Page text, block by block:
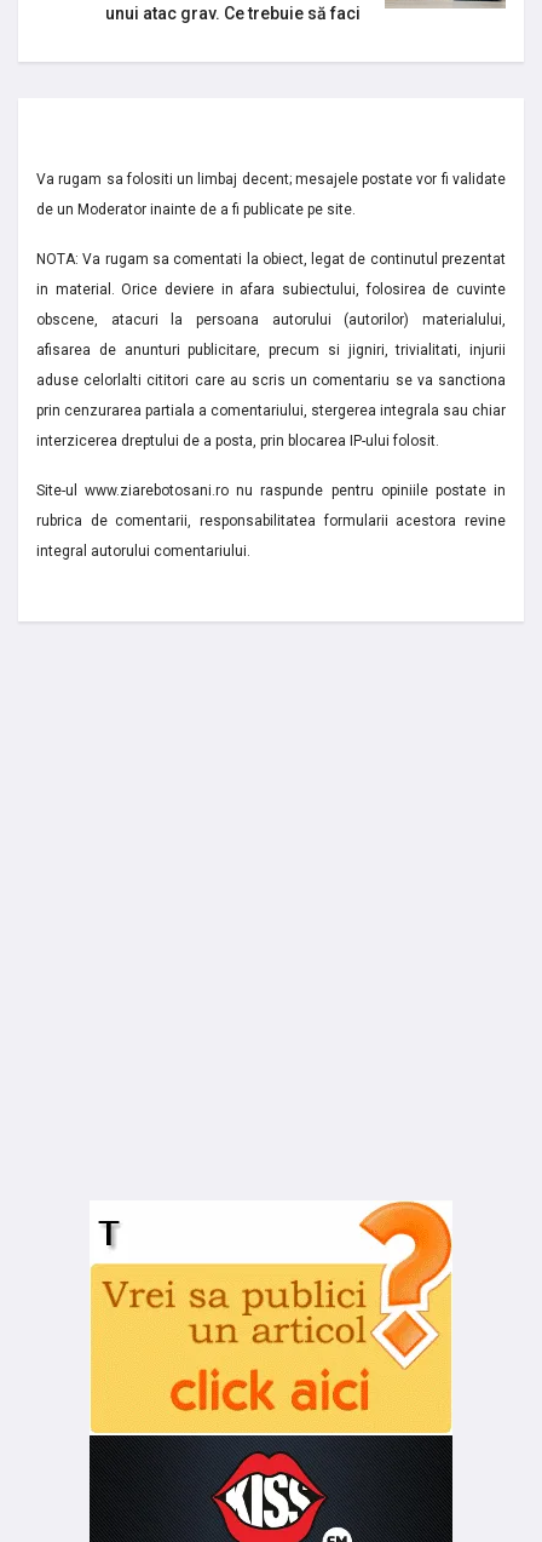
unui atac grav. Ce trebuie să faci
Va rugam sa folositi un limbaj decent; mesajele postate vor fi validate
de un Moderator inainte de a fi publicate pe site.
NOTA: Va rugam sa comentati la obiect, legat de continutul prezentat
in material. Orice deviere in afara subiectului, folosirea de cuvinte
obscene, atacuri la persoana autorului (autorilor) materialului,
afisarea de anunturi publicitare, precum si jigniri, trivialitati, injurii
aduse celorlalti cititori care au scris un comentariu se va sanctiona
prin cenzurarea partiala a comentariului, stergerea integrala sau chiar
interzicerea dreptului de a posta, prin blocarea IP-ului folosit.
Site-ul www.ziarebotosani.ro nu raspunde pentru opiniile postate in
rubrica de comentarii, responsabilitatea formularii acestora revine
integral autorului comentariului.